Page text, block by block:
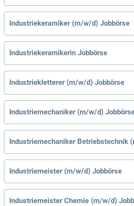
Industriekeramiker (m/w/d) Jobbörse
Industriekeramikerin Jobbörse
Industriekletterer (m/w/d) Jobbörse
Industriemechaniker (m/w/d)
Industriemechaniker Betriebstechnik
Industriemeister (m/w/d) Jobbörse
Industriemeister Chemie (m/w/d)